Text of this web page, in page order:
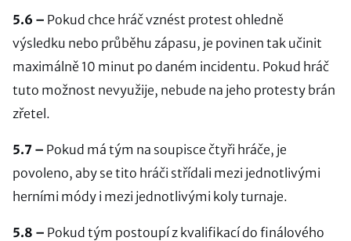
5.6 – Pokud chce hráč vznést protest ohledně
výsledku nebo průběhu zápasu, je povinen tak učinit
maximálně 10 minut po daném incidentu. Pokud hráč
tuto možnost nevyužije, nebude na jeho protesty brán
zřetel.
5.7 – Pokud má tým na soupisce čtyři hráče, je
povoleno, aby se tito hráči střídali mezi jednotlivými
herními módy i mezi jednotlivými koly turnaje.
5.8 – Pokud tým postoupí z kvalifikací do finálového